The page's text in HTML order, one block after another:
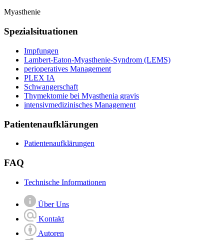
Myasthenie
Spezialsituationen
Impfungen
Lambert-Eaton-Myasthenie-Syndrom (LEMS)
perioperatives Management
PLEX IA
Schwangerschaft
Thymektomie bei Myasthenia gravis
intensiv­­medizinisches Management
Patientenaufklärungen
Patientenaufklärungen
FAQ
Technische Informationen
Über Uns
Kontakt
Autoren